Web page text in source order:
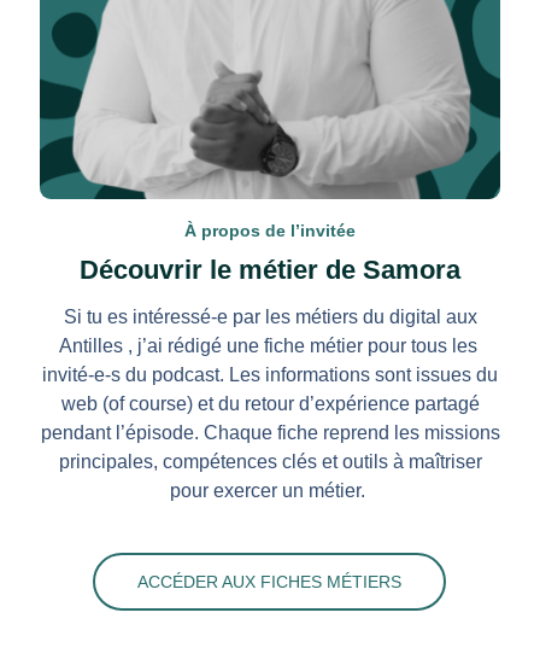
À propos de l’invitée
Découvrir le métier de Samora
Si tu es intéressé-e par les métiers du digital aux
Antilles , j’ai rédigé une fiche métier pour tous les
invité-e-s du podcast. Les informations sont issues du
web (of course) et du retour d’expérience partagé
pendant l’épisode. Chaque fiche reprend les missions
principales, compétences clés et outils à maîtriser
pour exercer un métier.
ACCÉDER AUX FICHES MÉTIERS